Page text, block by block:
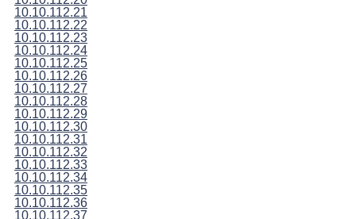
10.10.112.21
10.10.112.22
10.10.112.23
10.10.112.24
10.10.112.25
10.10.112.26
10.10.112.27
10.10.112.28
10.10.112.29
10.10.112.30
10.10.112.31
10.10.112.32
10.10.112.33
10.10.112.34
10.10.112.35
10.10.112.36
10.10.112.37